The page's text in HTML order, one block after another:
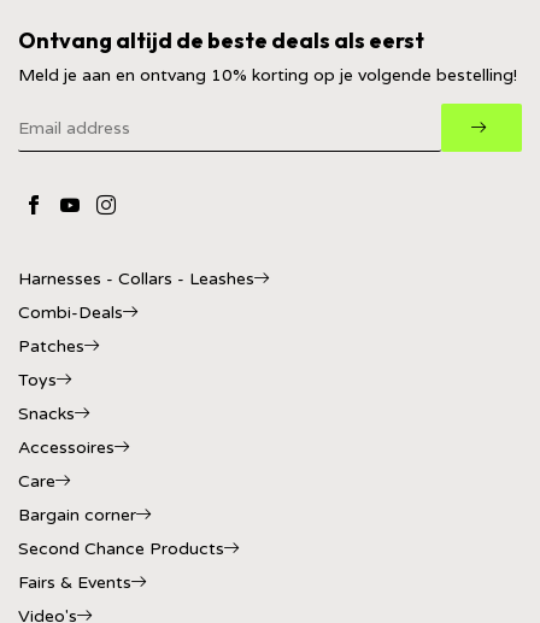
Ontvang altijd de beste deals als eerst
Meld je aan en ontvang 10% korting op je volgende bestelling!
Harnesses - Collars - Leashes
Combi-Deals
Patches
Toys
Snacks
Accessoires
Care
Bargain corner
Second Chance Products
Fairs & Events
Video's